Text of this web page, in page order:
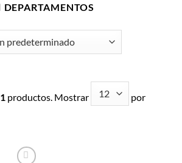
DEPARTAMENTOS
1 productos. Mostrar por